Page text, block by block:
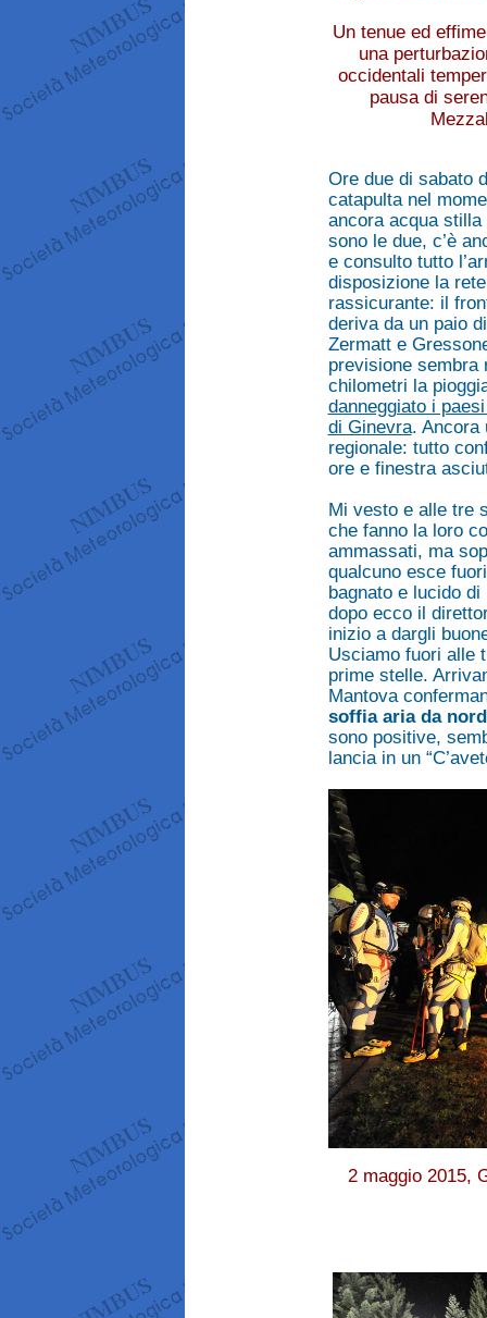
Un tenue ed
una
occidentali
pausa di
Ore due di sabato
catapulta nel
ancora acqua
sono le due, c’è
e consulto tutto
disposizione la
rassicurante: il
deriva da un paio
Zermatt e
previsione sembra
chilometri la
danneggiato i
di Ginevra. Ancora
regionale: tutto
ore e finestra
Mi vesto e alle tre
che fanno la loro
ammassati, ma
qualcuno esce
bagnato e lucido
dopo ecco il
inizio a dargli
Usciamo fuori alle
prime stelle.
Mantova
soffia aria da
sono positive,
lancia in un
2 maggio 2015,